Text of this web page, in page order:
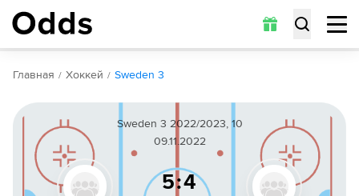
Обзор Коэффициенты Прогнозы
Главная Хоккей Sweden 3
Sweden 3 2022/2023, 10
09.11.2022
5:4